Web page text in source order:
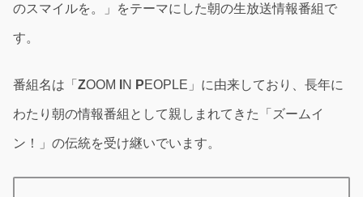
のスマイルを。」をテーマにした朝の生放送情報番組で
す。
番組名は「 ZOOM N PEOPLE」に由来しており、長年に
わたり朝の情報番組として親しまれてきた「ズームイ
ン！」の伝統を受け継いでいます。